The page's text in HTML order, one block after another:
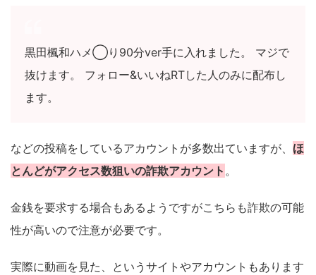
黒田楓和ハメ◯り90分ver手に入れました。 マジで
抜けます。 フォロー&いいねRTした人のみに配布し
ます。
などの投稿をしているアカウントが多数出ていますが、 ほ
とんどがアクセス数狙いの詐欺アカウント 。
金銭を要求する場合もあるようですがこちらも詐欺の可能
性が高いので注意が必要です。
実際に動画を見た、というサイトやアカウントもあります